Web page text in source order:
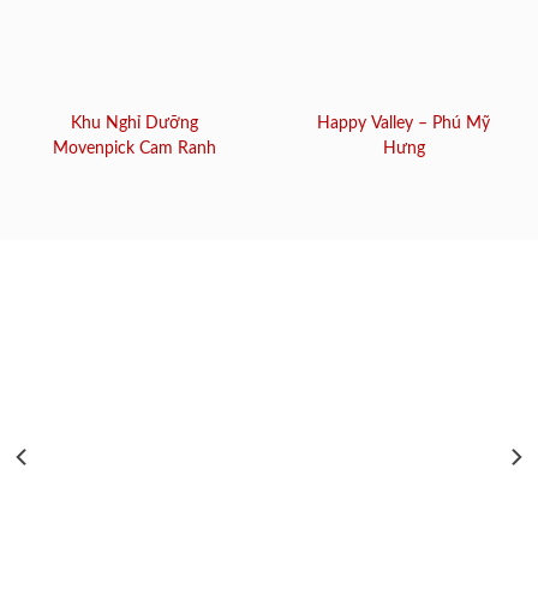
Khu Nghỉ Dưỡng
Movenpick Cam Ranh
Happy Valley – Phú Mỹ
Hưng